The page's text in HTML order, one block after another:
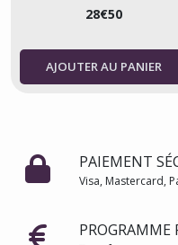
28€50
AJOUTER AU PANIER
PAIEMENT
Visa, Mastercard,
PROGRAMME